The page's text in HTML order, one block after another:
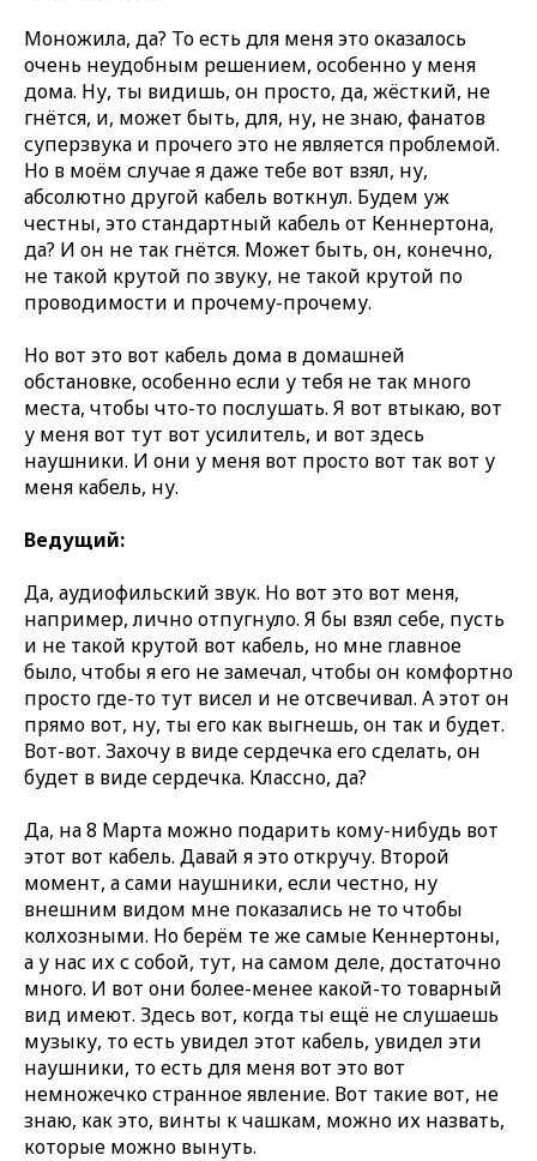
Моножила, да? То есть для меня это оказалось
очень неудобным решением, особенно у меня
дома. Ну, ты видишь, он просто, да, жёсткий, не
гнётся, и, может быть, для, ну, не знаю, фанатов
суперзвука и прочего это не является проблемой.
Но в моём случае я даже тебе вот взял, ну,
абсолютно другой кабель воткнул. Будем уж
честны, это стандартный кабель от Кеннертона,
да? И он не так гнётся. Может быть, он, конечно,
не такой крутой по звуку, не такой крутой по
проводимости и прочему-прочему.
Но вот это вот кабель дома в домашней
обстановке, особенно если у тебя не так много
места, чтобы что-то послушать. Я вот втыкаю, вот
у меня вот тут вот усилитель, и вот здесь
наушники. И они у меня вот просто вот так вот у
меня кабель, ну.
Ведущий:
Да, аудиофильский звук. Но вот это вот меня,
например, лично отпугнуло. Я бы взял себе, пусть
и не такой крутой вот кабель, но мне главное
было, чтобы я его не замечал, чтобы он комфортно
просто где-то тут висел и не отсвечивал. А этот он
прямо вот, ну, ты его как выгнешь, он так и будет.
Вот-вот. Захочу в виде сердечка его сделать, он
будет в виде сердечка. Классно, да?
Да, на 8 Марта можно подарить кому-нибудь вот
этот вот кабель. Давай я это откручу. Второй
момент, а сами наушники, если честно, ну
внешним видом мне показались не то чтобы
колхозными. Но берём те же самые Кеннертоны,
а у нас их с собой, тут, на самом деле, достаточно
много. И вот они более-менее какой-то товарный
вид имеют. Здесь вот, когда ты ещё не слушаешь
музыку, то есть увидел этот кабель, увидел эти
наушники, то есть для меня вот это вот
немножечко странное явление. Вот такие вот, не
знаю, как это, винты к чашкам, можно их назвать,
которые можно вынуть.